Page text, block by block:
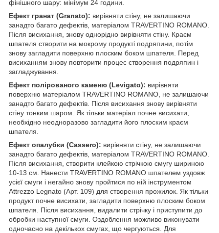
фінішного шару: мінімум 24 години.
Ефект гранат (Granato): вирівняти стіну, не залишаючи
занадто багато дефектів, матеріалом TRAVERTINO ROMANO.
Після висихання, знову однорідно вирівняти стіну. Краєм
шпателя створити на мокрому продукті подряпини, потім
знову загладити поверхню плоским боком шпателя. Перед
висиханням знову повторити процес створення подряпин і
загладжування.
Ефект полірованого каменю (Levigato): вирівняти
поверхню матеріалом TRAVERTINO ROMANO, не залишаючи
занадто багато дефектів. Після висихання знову вирівняти
стіну тонким шаром. Як тільки матеріал почне висихати,
необхідно неодноразово загладити його плоским краєм
шпателя.
Ефект опалубки (Cassero): вирівняти стіну, не залишаючи
занадто багато дефектів, матеріалом TRAVERTINO ROMANO.
Після висихання, створити клейкою стрічкою смугу шириною
10-13 см. Нанести TRAVERTINO ROMANO шпателем уздовж
усієї смуги і негайно знову пройтися по ній інструментом
Attrezzo Legnato (Арт. 109) для створення прожилок. Як тільки
продукт почне висихати, загладити поверхню плоским боком
шпателя. Після висихання, видалити стрічку і приступити до
обробки наступної смуги. Оздоблення можливо виконувати
одночасно на декількох смугах, що чергуються. Для